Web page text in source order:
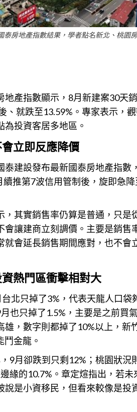
泰房地產指數結果，學者點名新北、桃園
地產指數顯示，8月新建案30天
、就跌至13.59%。專家表示，
投資客居多地區。
會立即反應降價
建設發布最新國泰房地產指數
推第7波信用管制後，旋即急
，其實銷售率仍算是普通，只是
會讓建商立刻調價。主要是銷售
會延長銷售期間應對，也不會
資熱門區衝擊相對大
北只掉了3%，代表天龍人口
也只掉了1.5%，主要是之前買
雄，數字則都掉了10%以上，新
金龍。
9月卻跌到只剩12%；桃園狀況
緣的10.7%。章定煊指出，若
說是小資移民，但看來較像是投